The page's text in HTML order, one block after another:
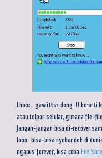
Lhooo.. gawiittss dong..!! berarti
atau telpon selular, gimana file-
Jangan-jangan bisa di-recover
looo.. bisa-bisa nyebar deh di
ngapus forever, bisa coba File